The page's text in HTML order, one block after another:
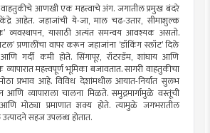
वाहतुकीचे आणखी एक महत्त्वाचे अंग. जगातील प्रमुख बंदरे
केंद्रे आहेत. जहाजांची ये-जा, माल चढ-उतार, सीमाशुल्क
व्यवस्थापन, यासाठी अत्यंत समन्वय आवश्यक असतो.
प्रणालींचा वापर करून जहाजांना ‘डॉकिंग स्लॉट’ दिले
गर्दी कमी होते. सिंगापूर, रॉटरडॅम, शांघाय आणि
महत्त्वपूर्ण भूमिका बजावतात. सागरी वाहतुकीचा
प्रभाव आहे. विविध देशांमधील आयात-निर्यात सुलभ
आणि व्यापाराला चालना मिळते. समुद्रमार्गामुळे वस्तूंची
मोठ्या प्रमाणात शक्य होते. त्यामुळे जगभरातील
उत्पादने सहज उपलब्ध होतात.